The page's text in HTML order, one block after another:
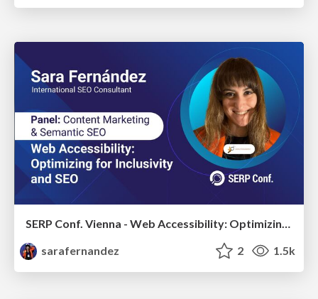
SERP Conf. Vienna - Web Accessibility: Optimizing for Inclusivity and SEO
sarafernandez
2 1.5k